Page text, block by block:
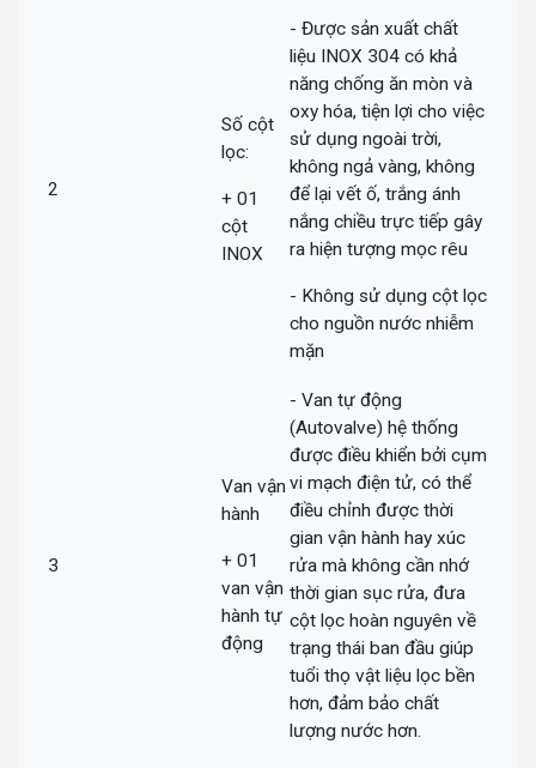
2
Số cột
lọc:
+ 01
cột
INOX
- Được sản xuất chất
liệu INOX 304 có khả
năng chống ăn mòn và
oxy hóa, tiện lợi cho việc
sử dụng ngoài trời,
không ngả vàng, không
để lại vết ố, trắng ánh
nắng chiều trực tiếp gây
ra hiện tượng mọc rêu
- Không sử dụng cột lọc
cho nguồn nước nhiễm
mặn
3
Van vận
hành
+ 01
van vận
hành tự
động
- Van tự động
(Autovalve) hệ thống
được điều khiển bởi cụm
vi mạch điện tử, có thể
điều chỉnh được thời
gian vận hành hay xúc
rửa mà không cần nhớ
thời gian sục rửa, đưa
cột lọc hoàn nguyên về
trạng thái ban đầu giúp
tuổi thọ vật liệu lọc bền
hơn, đảm bảo chất
lượng nước hơn.